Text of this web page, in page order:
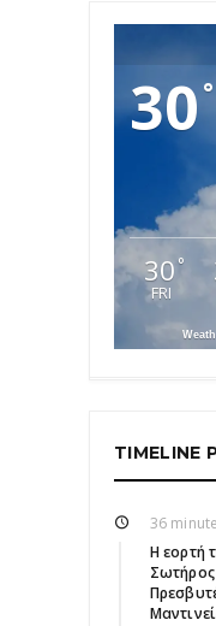
30°
30 °
FRI
TIMELINE
36
Η εορτή
Σωτήρος